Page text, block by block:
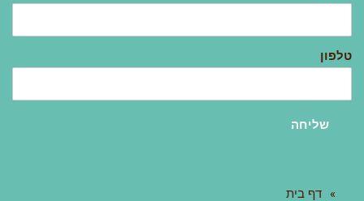
טלפון
שליחה
דף בית